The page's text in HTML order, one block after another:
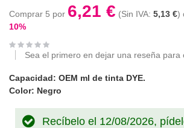
Comprar 5 por 6,21 € 5,13 €
10%
Sea el primero en dejar una reseña para
Capacidad: OEM ml de tinta DYE.
Color: Negro
Recíbelo el 12/08/2026,